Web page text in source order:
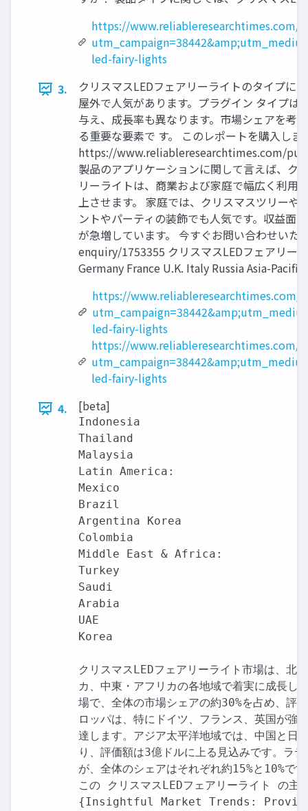
https://www.reliableresearchtimes.com/
led-fairy-lights
3.
クリスマスLEDフェアリーライトのタイプに
屋外で人気があります。プラグイン タイプ
与え、成長率も異なります。市場シェアを考
る重要な要素で す。 このレポートを購入し
https://www.reliableresearchtimes.com/
製品のアプリケーションに関して言えば、ク
リーライトは、商業および家庭で幅広く利用
上させます。 家庭では、クリスマスツリー
ントやパーティの装飾でも人気です。収益面
が急増しています。 今すぐお問い合わせい
enquiry/1753355 クリスマスLEDフェアリー
Germany France U.K. Italy Russia Asia-
https://www.reliableresearchtimes.com/
led-fairy-lights
https://www.reliableresearchtimes.com/
led-fairy-lights
4.
[beta]
Indonesia
Thailand
Malaysia
Latin America:
Mexico
Brazil
Argentina Korea
Colombia
Middle East & Africa:
Turkey
Saudi
Arabia
UAE
Korea
クリスマスLEDフェアリーライト市場は、北
カ、中東・アフリカの各地域で着実に成長し
場で、全体の市場シェアの約30%を占め、評
ロッパは、特にドイツ、フランス、英国が強
達します。アジア太平洋地域では、中国と日
り、評価額は3億ドルに上る見込みです。ラ
が、全体のシェアはそれぞれ約15%と10%で
この クリスマスLEDフェアリーライト の主
{Insightful Market Trends: